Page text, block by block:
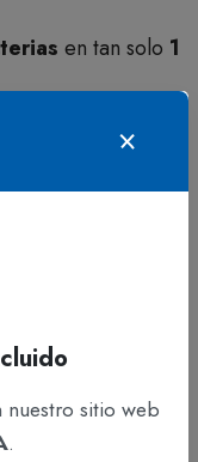
en tan solo 1
del bebé.
limpieza
mayoría de las
nuestro sitio web
.